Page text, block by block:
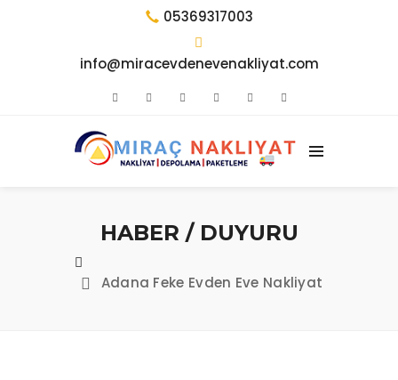
05369317003
info@miracevdenevenakliyat.com
HABER / DUYURU
Adana Feke Evden Eve Nakliyat